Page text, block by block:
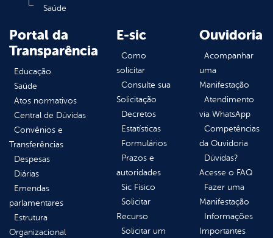
Saúde
Portal da
Transparência
Educação
Saúde
Atos normativos
Central de Dúvidas
Convênios e
Transferências
Despesas
Diárias
Emendas
parlamentares
Estrutura
Organizacional
E-sic
Como
solicitar
Consulte sua
Solicitação
Decretos
Estatísticas
Formulários
Prazos e
autoridades
Sic Físico
Solicitar
Recurso
Solicitar um
Ouvidoria
Acompanhar
uma
Manifestação
Atendimento
via WhatsApp
Competências
da Ouvidoria
Dúvidas?
Acesse o FAQ
Fazer uma
Manifestação
Informações
Importantes